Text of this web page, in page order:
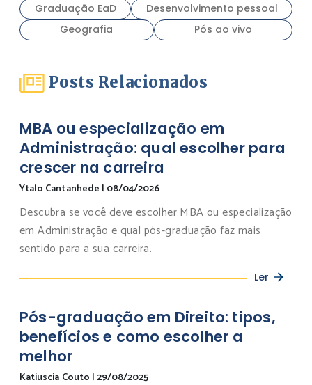
Graduação EaD
Desenvolvimento pessoal
Geografia
Pós ao vivo
Posts Relacionados
MBA ou especialização em
Administração: qual escolher para
crescer na carreira
Ytalo Cantanhede | 08/04/2026
Descubra se você deve escolher MBA ou especialização
em Administração e qual pós-graduação faz mais
sentido para a sua carreira.
Ler
Pós-graduação em Direito: tipos,
benefícios e como escolher a
melhor
Katiuscia Couto |29/08/2025